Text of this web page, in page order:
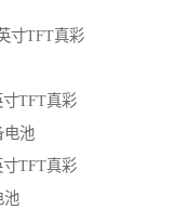
寸TFT真彩
TFT真彩
电池
TFT真彩
池